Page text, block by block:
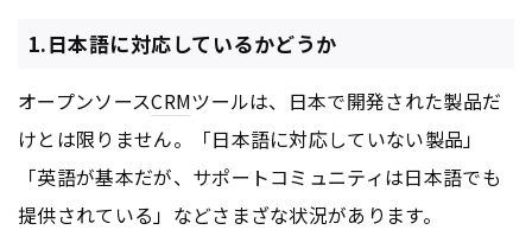
1.日本語に対応しているかどうか
オープンソースCRMツールは、日本で開発された製品だ
けとは限りません。「日本語に対応していない製品」
「英語が基本だが、サポートコミュニティは日本語でも
提供されている」などさまざな状況があります。